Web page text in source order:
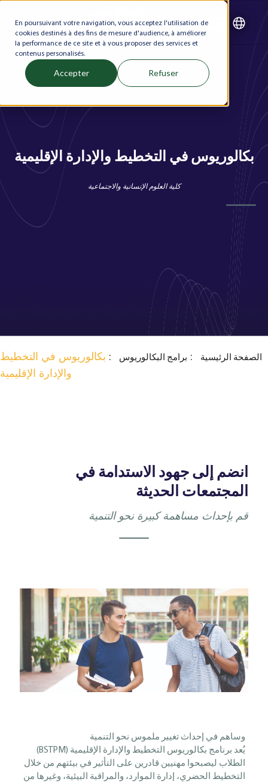
En poursuivant votre navigation, vous acceptez l'utilisation de
cookies destinés à des fins de mesure d'audience, à améliorer
la performance de ce site et à vous proposer des services et
contenus personalisés.
Accepter Refuser
بكالوريوس في التخطيط والإدارة الإقليمية
كلية العلوم الإنسانية والاجتماعية
الصفحة الرئيسية برامج البكالوريوس
بكالوريوس في التخطيط
والإدارة الإقليمية
انضم إلى جهود الاستدامة في
المجتمعات الحديثة
قم بإحداث مساهمة كبيرة نحو التنمية
وساهم في إحداث تغيير ملموس نحو التنمية
يُعد برنامج بكالوريوس التخطيط والإدارة الإقليمية (BSTPM)
الطلاب ليصبحوا مهنيين قادرين على التأثير في بيئتهم من خلال
التخطيط الحضري، إدارة الموارد، والمراقبة البيئية، وغيرها من